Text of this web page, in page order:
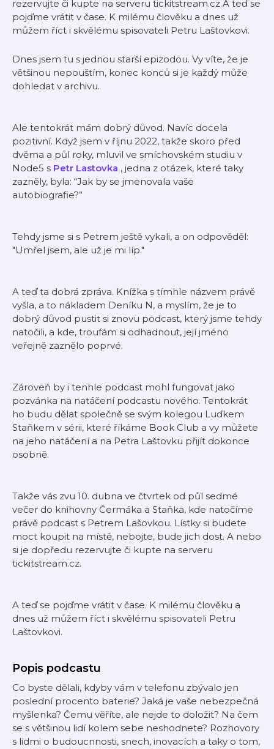
rezervujte či kupte na serveru tickitstream.cz.A teď se
pojďme vrátit v čase. K milému člověku a dnes už
můžem říct i skvělému spisovateli Petru Laštovkovi.
Dnes jsem tu s jednou starší epizodou. Vy víte, že je
většinou nepouštím, konec konců si je každý může
dohledat v archivu.
Ale tentokrát mám dobrý důvod. Navíc docela
pozitivní. Když jsem v říjnu 2022, takže skoro před
dvěma a půl roky, mluvil ve smíchovském studiu v
Node5 s Petr Lastovka , jedna z otázek, které taky
zazněly, byla: “Jak by se jmenovala vaše
autobiografie?”
Tehdy jsme si s Petrem ještě vykali, a on odpověděl:
"Umřel jsem, ale už je mi líp."
A teď ta dobrá zpráva. Knížka s tímhle názvem právě
vyšla, a to nákladem Deníku N, a myslím, že je to
dobrý důvod pustit si znovu podcast, který jsme tehdy
natočili, a kde, troufám si odhadnout, její jméno
veřejně zaznělo poprvé.
Zároveň by i tenhle podcast mohl fungovat jako
pozvánka na natáčení podcastu nového. Tentokrát
ho budu dělat společně se svým kolegou Luďkem
Staňkem v sérii, které říkáme Book Club a vy můžete
na jeho natáčení a na Petra Laštovku přijít dokonce
osobně.
Takže vás zvu 10. dubna ve čtvrtek od půl sedmé
večer do knihovny Čermáka a Staňka, kde natočíme
právě podcast s Petrem Lašovkou. Lístky si budete
moct koupit na místě, nebojte, bude jich dost. A nebo
si je dopředu rezervujte či kupte na serveru
tickitstream.cz.
A teď se pojďme vrátit v čase. K milému člověku a
dnes už můžem říct i skvělému spisovateli Petru
Laštovkovi.
Popis podcastu
Co byste dělali, kdyby vám v telefonu zbývalo jen
poslední procento baterie? Jaká je vaše nebezpečná
myšlenka? Čemu věříte, ale nejde to doložit? Na čem
se s většinou lidí kolem sebe neshodnete? Rozhovory
s lidmi o budoucnnosti, snech, inovacích a taky o tom,